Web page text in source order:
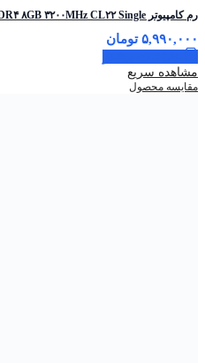
رم کامپیوتر Hiksemi Hiker DDR۴ ۸GB ۳۲۰۰MHz CL۲۲ Single
۵,۹۹۰,۰۰۰ تومان
مشاهده سریع
مقایسه محصول